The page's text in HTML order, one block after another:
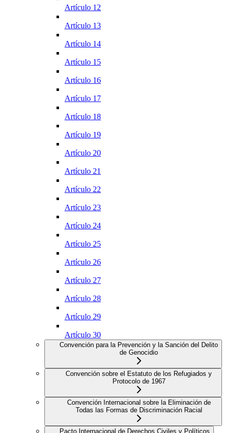
Artículo 12
Artículo 13
Artículo 14
Artículo 15
Artículo 16
Artículo 17
Artículo 18
Artículo 19
Artículo 20
Artículo 21
Artículo 22
Artículo 23
Artículo 24
Artículo 25
Artículo 26
Artículo 27
Artículo 28
Artículo 29
Artículo 30
Convención para la Prevención y la Sanción del Delito
de Genocidio
Convención sobre el Estatuto de los Refugiados y
Protocolo de 1967
Convención Internacional sobre la Eliminación de
Todas las Formas de Discriminación Racial
Pacto Internacional de Derechos Civiles y Políticos